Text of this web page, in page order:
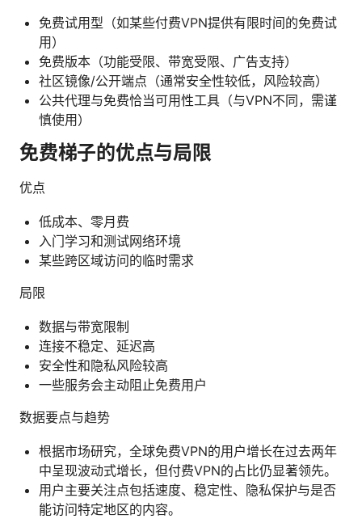
免费试用型（如某些付费VPN提供有限时间的免费试
用）
免费版本（功能受限、带宽受限、广告支持）
社区镜像/公开端点（通常安全性较低，风险较高）
公共代理与免费恰当可用性工具（与VPN不同，需谨
慎使用）
免费梯子的优点与局限
优点
低成本、零月费
入门学习和测试网络环境
某些跨区域访问的临时需求
局限
数据与带宽限制
连接不稳定、延迟高
安全性和隐私风险较高
一些服务会主动阻止免费用户
数据要点与趋势
根据市场研究，全球免费VPN的用户增长在过去两年
中呈现波动式增长，但付费VPN的占比仍显著领先。
用户主要关注点包括速度、稳定性、隐私保护与是否
能访问特定地区的内容。